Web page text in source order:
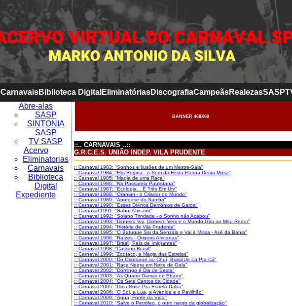
CarnavaisBiblioteca Digital EliminatóriasDiscografiaCampeãsRealezasSASP
Abre-alas
SASP
SINTONIA
SASP
TV SASP
Acervo
Eliminatorias
Carnavais
Biblioteca
Digital
Expediente
BANNER 468X60
::.. CARNAVAIS ..::
G.R.C.E.S. UNIÃO INDEP. VILA PRUDENTE
:: Carnaval 1983: "Sonhos e Ilusões de um Mestre-Sala"
:: Carnaval 1984: "Elis Regina - o Som da Festa Eterna Desta Musa"
:: Carnaval 1985: "Magia de uma Raça"
:: Carnaval 1986: "Na Passarela Paulistana"
:: Carnaval 1987: "Ecologia... É Três Em Um"
:: Carnaval 1988: "Oranian - o Criador do Mundo"
:: Carnaval 1989: "Apoteose do Samba"
:: Carnaval 1990: "Esses Divinos Demônios da Garoa"
:: Carnaval 1991: "Sabor Africano"
:: Carnaval 1992: "Solano Trindade - o Sonho não Acabou"
:: Carnaval 1993: "Dinheiro Vai, Dinheiro Vem e o Mundo Gira ao Meu Redor"
:: Carnaval 1994: "História de Vila Prudente"
:: Carnaval 1995: "O Batuque Sai da Senzala e Vai à Missa - Axé da Bahia"
:: Carnaval 1996: "Raízes - Origens Africanas"
:: Carnaval 1997: "Brasil, País de Imigrantes"
:: Carnaval 1998: "Cassino Brasil"
:: Carnaval 1999: "Zodíaco, a Magia das Estrelas"
:: Carnaval 2000: "Do Oiapoque ao Chuí, Brasil de Lá Pra Cá"
:: Carnaval 2001: "Raça Negra em Noite de Gala"
:: Carnaval 2002: "Domingo é Dia de Sexta"
:: Carnaval 2003: "As Quatro Damas de Ébano"
:: Carnaval 2004: "Os Sete Cantos da Cidade"
:: Carnaval 2005: "Uma Noite Pra Estrela Dalva"
:: Carnaval 2006: "O Sol, a Lua, a Avenida e o Pavilhão"
:: Carnaval 2009: "Água, Fonte da Vida"
:: Carnaval 2010: "Salve o Petróleo, o ouro negro da globalização"